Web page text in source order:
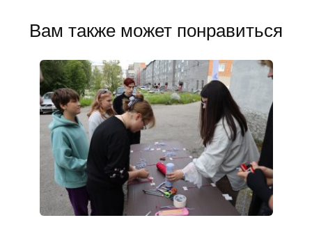
Вам также может понравиться